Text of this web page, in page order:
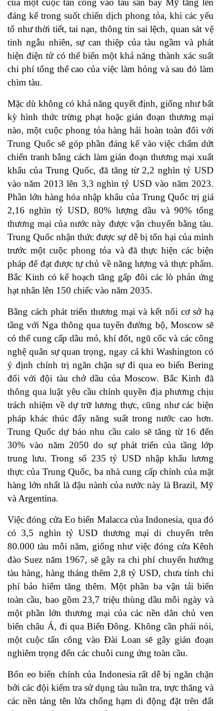
của một cuộc tấn công vào tàu sân bay Mỹ tăng lên
đáng kể trong suốt chiến dịch phong tỏa, khi các yếu
tố như thời tiết, tai nạn, thông tin sai lệch, quan sát vệ
tinh ngẫu nhiên, sự can thiệp của tàu ngầm và phát
hiện điện tử có thể biến một khả năng thành xác suất
chi phí tổng thể cao của việc làm hỏng và sau đó làm
chìm tàu.
Mặc dù không có khả năng quyết định, giống như bất
kỳ hình thức trừng phạt hoặc gián đoạn thương mại
nào, một cuộc phong tỏa hàng hải hoàn toàn đối với
Trung Quốc sẽ góp phần đáng kể vào việc chấm dứt
chiến tranh bằng cách làm gián đoạn thương mại xuất
khẩu của Trung Quốc, đã tăng từ 2,2 nghìn tỷ USD
vào năm 2013 lên 3,3 nghìn tỷ USD vào năm 2023.
Phần lớn hàng hóa nhập khẩu của Trung Quốc trị giá
2,16 nghìn tỷ USD, 80% lượng dầu và 90% tổng
thương mại của nước này được vận chuyển bằng tàu.
Trung Quốc nhận thức được sự dễ bị tổn hại của mình
trước một cuộc phong tỏa và đã thực hiện các biện
pháp để đạt được tự chủ về năng lượng và thực phẩm.
Bắc Kinh có kế hoạch tăng gấp đôi các lò phản ứng
hạt nhân lên 150 chiếc vào năm 2035.
Bằng cách phát triển thương mại và kết nối cơ sở hạ
tầng với Nga thông qua tuyến đường bộ, Moscow sẽ
có thể cung cấp dầu mỏ, khí đốt, ngũ cốc và các công
nghệ quân sự quan trọng, ngay cả khi Washington có
ý định chính trị ngăn chặn sự đi qua eo biển Bering
đối với đội tàu chở dầu của Moscow. Bắc Kinh đã
thông qua luật yêu cầu chính quyền địa phương chịu
trách nhiệm về dự trữ lương thực, cũng như các biện
pháp khác thúc đẩy năng suất trong nước cao hơn.
Trung Quốc dự báo nhu cầu calo sẽ tăng từ 16 đến
30% vào năm 2050 do sự phát triển của tầng lớp
trung lưu. Trong số 235 tỷ USD nhập khẩu lương
thực của Trung Quốc, ba nhà cung cấp chính của mặt
hàng lớn nhất là đậu nành của nước này là Brazil, Mỹ
và Argentina.
Việc đóng cửa Eo biển Malacca của Indonesia, qua đó
có 3,5 nghìn tỷ USD thương mại di chuyển trên
80.000 tàu mỗi năm, giống như việc đóng cửa Kênh
đào Suez năm 1967, sẽ gây ra chi phí chuyển hướng
tàu hàng, hàng tháng thêm 2,8 tỷ USD, chưa tính chi
phí bảo hiểm tăng thêm. Một phần ba vận tải biển
toàn cầu, bao gồm 23,7 triệu thùng dầu mỗi ngày và
một phần lớn thương mại của các nền dân chủ ven
biển châu Á, đi qua Biển Đông. Không cần phải nói,
một cuộc tấn công vào Đài Loan sẽ gây gián đoạn
nghiêm trọng đến các chuỗi cung ứng toàn cầu.
Bốn eo biển chính của Indonesia rất dễ bị ngăn chặn
bởi các đội kiểm tra sử dụng tàu tuần tra, trực thăng và
các nền tảng tên lửa chống hạm di động đặt trên đất